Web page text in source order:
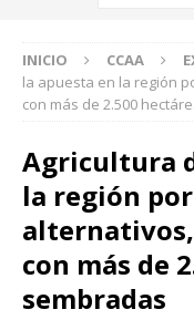
INICIO CCAA
la apuesta en la región
con más de 2.500
Agricultura
la región
con más de
sembradas